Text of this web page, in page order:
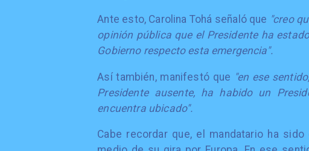
Ante esto, Carolina Tohá señaló que "creo
opinión pública que el Presidente ha
Gobierno respecto esta emergencia".
Así también, manifestó que "en ese
Presidente ausente, ha habido un
encuentra ubicado".
Cabe recordar que, el mandatario ha sido